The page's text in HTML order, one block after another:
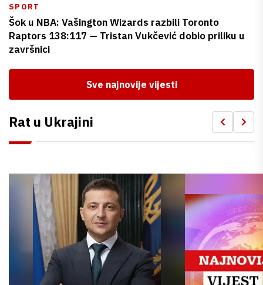
SPORT
Šok u NBA: Vašington Wizards razbili Toronto
Raptors 138:117 — Tristan Vukčević dobio priliku u
završnici
Sve najnovije vijesti
Rat u Ukrajini